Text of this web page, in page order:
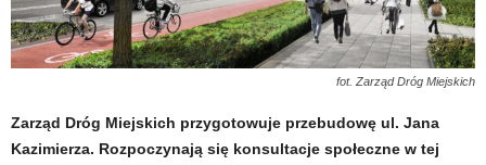
fot. Zarząd Dróg Miejskich
Zarząd Dróg Miejskich przygotowuje przebudowę ul. Jana
Kazimierza. Rozpoczynają się konsultacje społeczne w tej